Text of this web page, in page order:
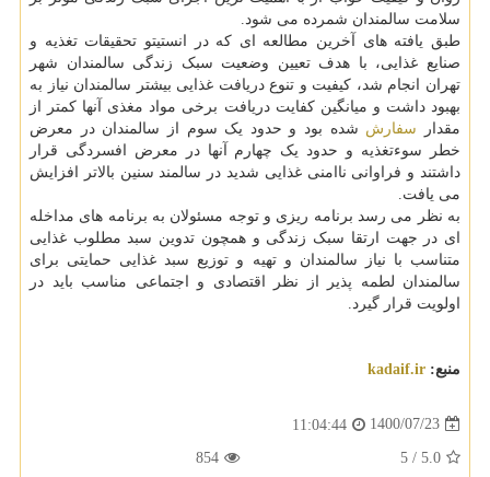
سلامت سالمندان شمرده می شود.
طبق یافته های آخرین مطالعه ای که در انستیتو تحقیقات تغذیه و
صنایع غذایی، با هدف تعیین وضعیت سبک زندگی سالمندان شهر
تهران انجام شد، کیفیت و تنوع دریافت غذایی بیشتر سالمندان نیاز به
بهبود داشت و میانگین کفایت دریافت برخی مواد مغذی آنها کمتر از
مقدار سفارش شده بود و حدود یک سوم از سالمندان در معرض
خطر سوءتغذیه و حدود یک چهارم آنها در معرض افسردگی قرار
داشتند و فراوانی ناامنی غذایی شدید در سالمند سنین بالاتر افزایش
می یافت.
به نظر می رسد برنامه ریزی و توجه مسئولان به برنامه های مداخله
ای در جهت ارتقا سبک زندگی و همچون تدوین سبد مطلوب غذایی
متناسب با نیاز سالمندان و تهیه و توزیع سبد غذایی حمایتی برای
سالمندان لطمه پذیر از نظر اقتصادی و اجتماعی مناسب باید در
اولویت قرار گیرد.
منبع: kadaif.ir
1400/07/23
11:04:44
5.0
/
5
854